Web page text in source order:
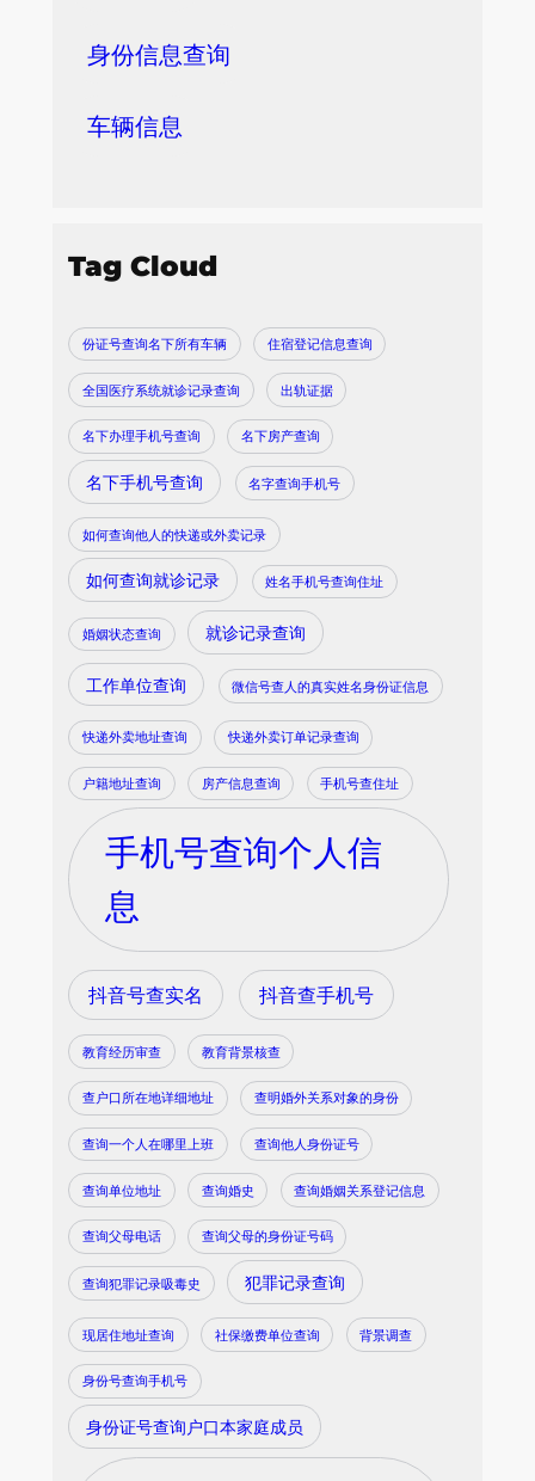
身份信息查询
车辆信息
Tag Cloud
份证号查询名下所有车辆 住宿登记信息查询
全国医疗系统就诊记录查询 出轨证据
名下办理手机号查询 名下房产查询
名下手机号查询 名字查询手机号
如何查询他人的快递或外卖记录
如何查询就诊记录 姓名手机号查询住址
婚姻状态查询 就诊记录查询
工作单位查询 微信号查人的真实姓名身份证信息
快递外卖地址查询 快递外卖订单记录查询
户籍地址查询 房产信息查询 手机号查住址
手机号查询个人信
息
抖音号查实名 抖音查手机号
教育经历审查 教育背景核查
查户口所在地详细地址 查明婚外关系对象的身份
查询一个人在哪里上班 查询他人身份证号
查询单位地址 查询婚史 查询婚姻关系登记信息
查询父母电话 查询父母的身份证号码
查询犯罪记录吸毒史 犯罪记录查询
现居住地址查询 社保缴费单位查询 背景调查
身份号查询手机号
身份证号查询户口本家庭成员